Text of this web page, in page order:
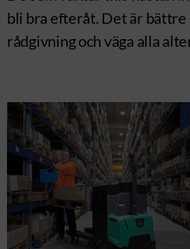
bli bra efteråt. Det är
rådgivning och väga alla